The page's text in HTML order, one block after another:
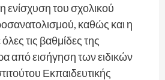
η ενίσχυση του σχολικού
καθώς και η
τις βαθμίδες της
από εισήγηση των ειδικών
Εκπαιδευτικής